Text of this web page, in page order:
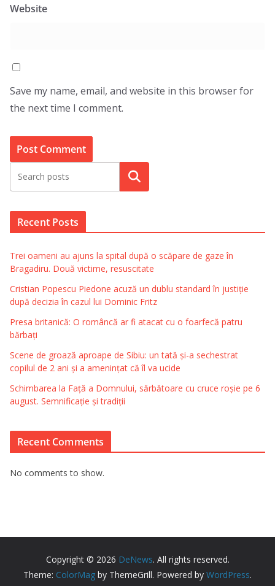
Website
Save my name, email, and website in this browser for
the next time I comment.
Search
Recent Posts
Trei oameni au ajuns la spital după o scăpare de gaze în
Bragadiru. Două victime, resuscitate
Cristian Popescu Piedone acuză un dublu standard în justiție
după decizia în cazul lui Dominic Fritz
Presa britanică: O româncă ar fi atacat cu o foarfecă patru
bărbați
Scene de groază aproape de Sibiu: un tată și-a sechestrat
copilul de 2 ani și a amenințat că îl va ucide
Schimbarea la Față a Domnului, sărbătoare cu cruce roșie pe 6
august. Semnificație și tradiții
Recent Comments
No comments to show.
Copyright © 2026 DeNews. All rights reserved.
Theme: ColorMag by ThemeGrill. Powered by WordPress.